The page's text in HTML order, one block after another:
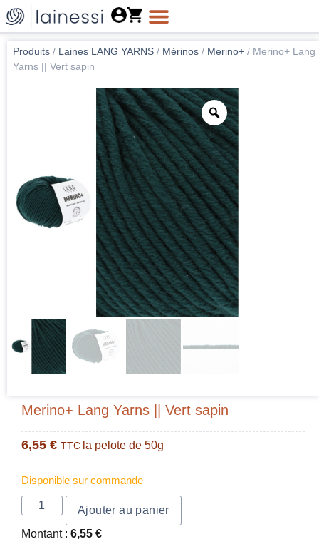
Produits / Laines LANG YARNS / Mérinos / Merino+ / Merino+ Lang
Yarns || Vert sapin
Merino+ Lang Yarns || Vert sapin
6,55 € TTC la pelote de 50g
Disponible sur commande
Ajouter au panier
Montant : 6,55 €